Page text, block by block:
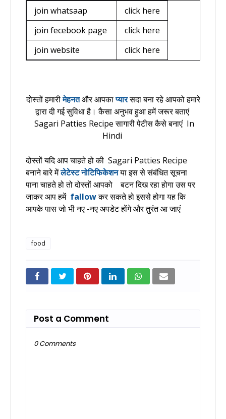
join whatsaap
click here
join fecebook page
click here
join website
click here
दोस्तों हमारीमेहनतऔर आपकाप्यारसदा बना रहे आपको हमारे
द्वारा दी गई सुविधा है। कैसा अनुभव हुआ हमें जरूर बताएं
Sagari Patties Recipe सागारी पेटीस कैसे बनाएं In
Hindi
दोस्तों यदि आप चाहते हो की Sagari Patties Recipe
बनानेबारे मेंलेटेस्ट नोटिफिकेशनया इस से संबंधित सूचना
पाना चाहते हो तो दोस्तों आपको बटन दिख रहा होगा उस पर
जाकर आप हमें fallowकर सकते हो इससे होगा यह कि
आपके पास जो भी नए -नए अपडेट होंगे और तुरंत आ जाएं
food
Post a Comment
0 Comments